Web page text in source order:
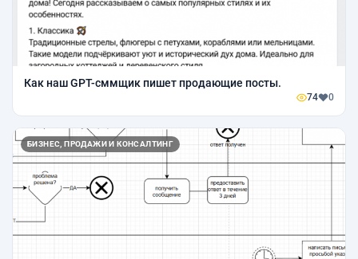
Как наш GPT-сммщик пишет продающие посты.
74 0
БИЗНЕС, ПРОДАЖИ И КОНСАЛТИНГ